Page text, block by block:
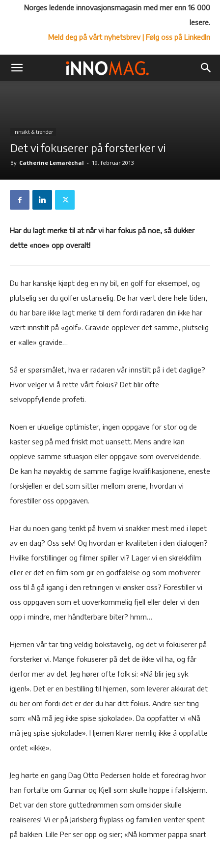
Norges ledende innovasjonsmagasin med mer enn 16 000
lesere.
Meld deg på vårt nyhetsbrev| Følg oss på LinkedIn
Innsikt & trender
Det vi fokuserer på forsterker vi
By Catherine Lemaréchal - 19. februar 2013
Har du lagt merke til at når vi har fokus på noe, så dukker
dette «noe» opp overalt!
Du har kanskje kjøpt deg en ny bil, en golf for eksempel, og
plutselig ser du golfer ustanselig. De har vært dere hele tiden,
du har bare ikke lagt merke til dem fordi radaren din ikke har
vært innstilt på «golf». Gravide opplever det samme, plutselig
er «alle» gravide…
Så er spørsmålet, hva er radaren vår innstilt på i det daglige?
Hvor velger vi å rette vårt fokus? Det blir ofte
selvoppfyllende profeti.
Noen er ukuelige optimister, ingen oppgave for stor og de
kaster seg på med friskt mot uansett. Mens andre kan
oppleve samme situasjon eller oppgave som overveldende.
De kan ha nøyaktig de samme faglige kvalifikasjonene, eneste
forskjellen er det som sitter mellom ørene, hvordan vi
forestiller oss oppgaven.
Har du noen gang tenkt på hvem vi snakker mest med i løpet
av en dag? Oss selv! Og hvordan er kvaliteten i den dialogen?
Hvilke forstillinger og filmer spiller vi? Lager vi en skrekkfilm
eller er det en film som gir en godfølelse og som motiverer
oss til å gå igang i den retningen vi ønsker oss? Forestiller vi
oss oppgaven som et uoverkommelig fjell eller deler vi den
opp i mindre, mer håndterbare biter? hmm…
Hjernen vår tar ting veldig bokstavelig, og det vi fokuserer på
forsterker vi. Mange fokuserer på det de ikke vil ha, og får
derfor mer av det. Jeg hører ofte folk si: «Nå blir jeg syk
igjen!». Det er en bestilling til hjernen, som leverer akkurat det
du ber om fordi det er der du har ditt fokus. Andre sier ting
som: «Nå må jeg ikke spise sjokolade». Da oppfatter vi «Nå
må jeg spise sjokolade». Hjernen klarer nemlig ikke å oppfatte
ordet «ikke».
Jeg hørte en gang Dag Otto Pedersen holde et foredrag hvor
han fortalte om Gunnar og Kjell som skulle hoppe i fallskjerm.
Det var den store guttedrømmen som omsider skulle
realiseres! Vi er på Jarlsberg flyplass og familien venter spent
på bakken. Lille Per ser opp og sier; «Nå kommer pappa snart